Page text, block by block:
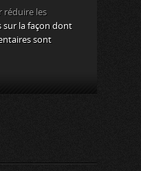
réduire les
sur la façon dont
sont